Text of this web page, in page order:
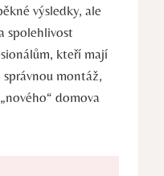
výsledky, ale
spolehlivost
kteří mají
montáž,
domova